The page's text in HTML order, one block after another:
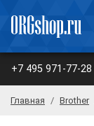
+7 495 971-77-28
Главная Brother